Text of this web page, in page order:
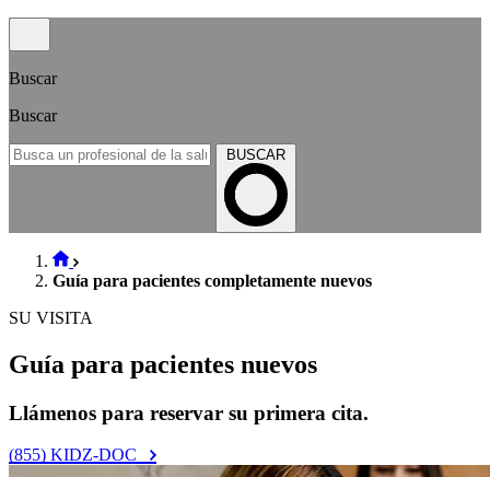
Buscar
Buscar
BUSCAR
Guía para pacientes completamente nuevos
SU VISITA
Guía para pacientes nuevos
Llámenos para reservar su primera cita.
(855) KIDZ-DOC